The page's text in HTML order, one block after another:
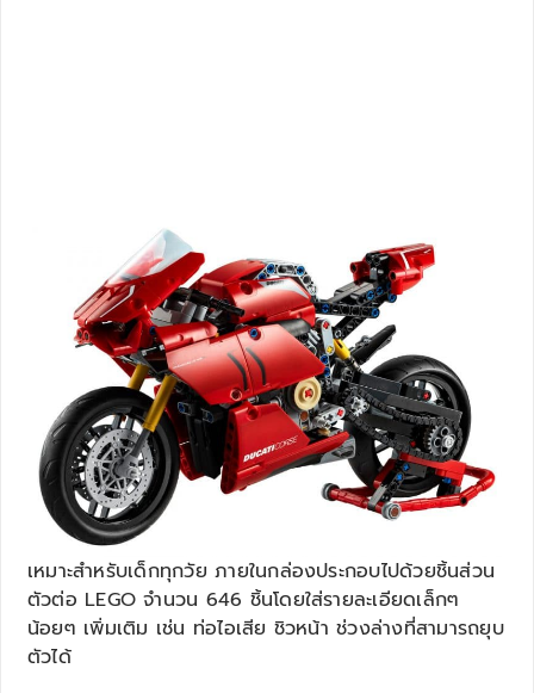
เหมาะสำหรับเด็กทุกวัย ภายในกล่องประกอบไปด้วยชิ้นส่วน
ตัวต่อ LEGO จำนวน 646 ชิ้นโดยใส่รายละเอียดเล็กๆ
น้อยๆ เพิ่มเติม เช่น ท่อไอเสีย ชิวหน้า ช่วงล่างที่สามารถยุบ
ตัวได้